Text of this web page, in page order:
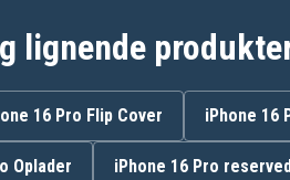
lignende
16 Pro Flip Cover iPhone 16
Oplader iPhone 16 Pro